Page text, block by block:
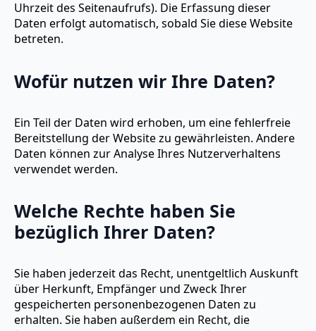
Uhrzeit des Seitenaufrufs). Die Erfassung dieser
Daten erfolgt automatisch, sobald Sie diese Website
betreten.
Wofür nutzen wir Ihre Daten?
Ein Teil der Daten wird erhoben, um eine fehlerfreie
Bereitstellung der Website zu gewährleisten. Andere
Daten können zur Analyse Ihres Nutzerverhaltens
verwendet werden.
Welche Rechte haben Sie
bezüglich Ihrer Daten?
Sie haben jederzeit das Recht, unentgeltlich Auskunft
über Herkunft, Empfänger und Zweck Ihrer
gespeicherten personenbezogenen Daten zu
erhalten. Sie haben außerdem ein Recht, die